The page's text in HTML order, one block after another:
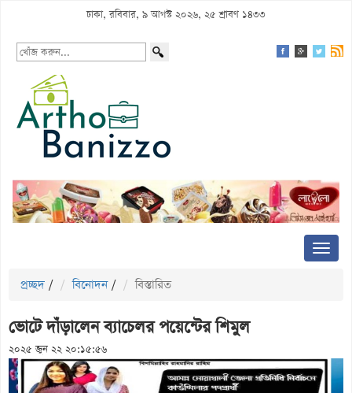
ঢাকা, রবিবার, ৯ আগস্ট ২০২৬, ২৫ শ্রাবণ ১৪৩৩
প্রচ্ছদ / বিনোদন / বিস্তারিত
ভোটে দাঁড়ালেন ব্যাচেলর পয়েন্টের শিমুল
২০২৫ জুন ২২ ২০:১৫:৫৬